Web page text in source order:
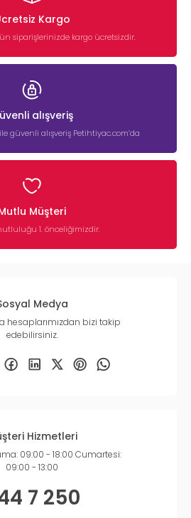
Kargo
siparişlerinizde kargo ücretsizdir.
alışveriş
ile güvenli alışveriş Petihtiyac.com’da
Müşteri
1. önceliğimizdir.
Medya
hesaplarımızdan bizi takip
edebilirsiniz.
Hizmetleri
09:00 - 18:00 Cumartesi:
09:00 - 13:00
7 250